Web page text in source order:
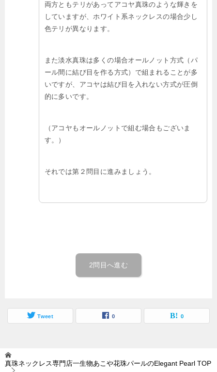
両方ともテリがあってアコヤ真珠のような輝きを
していますが、ホワイト系ネックレスの場合少し
色テリが異なります。
また淡水真珠は多くの場合オールノット方式（パ
ール間に結び目を作る方式）で組まれることが多
いですが、アコヤは結び目を入れない方式が圧倒
的に多いです。
（アコヤもオールノットで組む場合もございま
す。）
それでは第２問目に進みましょう。
2問目へ進む
Tweet 0 0
真珠ネックレス専門店一生物あこや花珠パールのElegant Pearl TOP